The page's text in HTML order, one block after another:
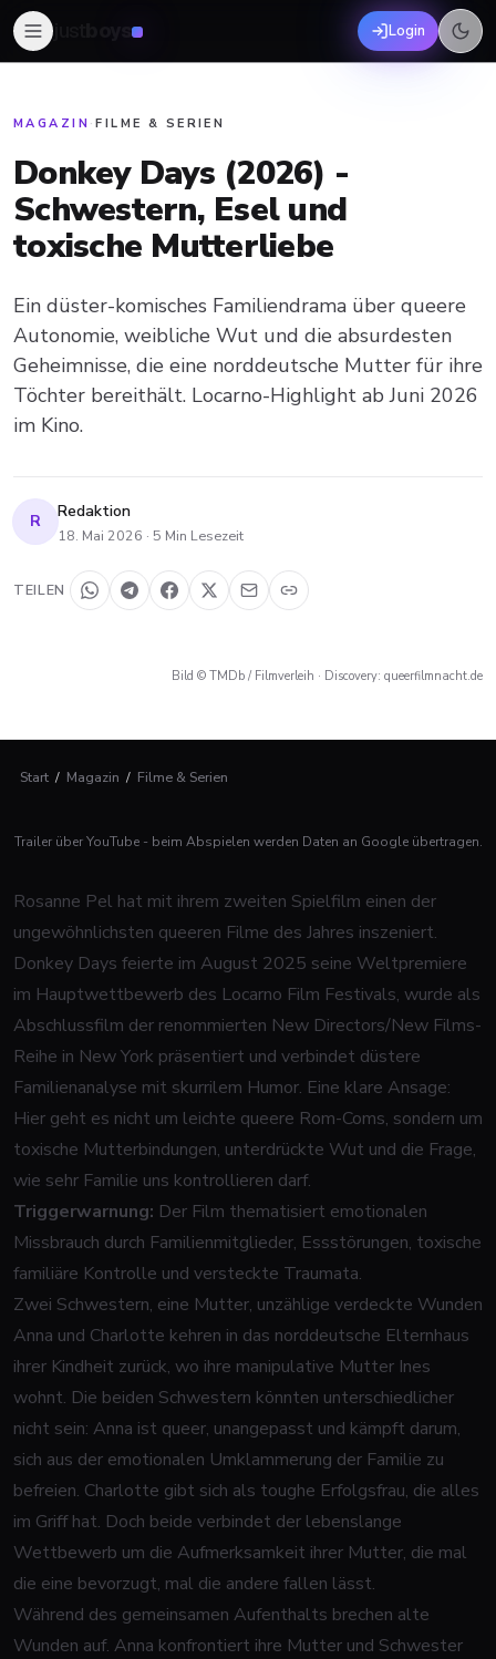
boys Login
MAGAZIN ·FILME & SERIEN
Donkey Days (2026) -
Schwestern, Esel und
toxische Mutterliebe
Ein düster-komisches Familiendrama über queere
Autonomie, weibliche Wut und die absurdesten
Geheimnisse, die eine norddeutsche Mutter für ihre
Töchter bereithält. Locarno-Highlight ab Juni 2026
im Kino.
R Redaktion
18. Mai 2026 · 5 Min Lesezeit
TEILEN
Bild © TMDb / Filmverleih · Discovery: queerfilmnacht.de
Start / Magazin / Filme & Serien
Trailer über YouTube - beim Abspielen werden Daten an Google übertragen.
Rosanne Pel hat mit ihrem zweiten Spielfilm einen der
ungewöhnlichsten queeren Filme des Jahres inszeniert.
Donkey Days feierte im August 2025 seine Weltpremiere
im Hauptwettbewerb des Locarno Film Festivals, wurde als
Abschlussfilm der renommierten New Directors/New Films-
Reihe in New York präsentiert und verbindet düstere
Familienanalyse mit skurrilem Humor. Eine klare Ansage:
Hier geht es nicht um leichte queere Rom-Coms, sondern um
toxische Mutterbindungen, unterdrückte Wut und die Frage,
wie sehr Familie uns kontrollieren darf.
Triggerwarnung: Der Film thematisiert emotionalen
Missbrauch durch Familienmitglieder, Essstörungen, toxische
familiäre Kontrolle und versteckte Traumata.
Zwei Schwestern, eine Mutter, unzählige verdeckte Wunden
Anna und Charlotte kehren in das norddeutsche Elternhaus
ihrer Kindheit zurück, wo ihre manipulative Mutter Ines
wohnt. Die beiden Schwestern könnten unterschiedlicher
nicht sein: Anna ist queer, unangepasst und kämpft darum,
sich aus der emotionalen Umklammerung der Familie zu
befreien. Charlotte gibt sich als toughe Erfolgsfrau, die alles
im Griff hat. Doch beide verbindet der lebenslange
Wettbewerb um die Aufmerksamkeit ihrer Mutter, die mal
die eine bevorzugt, mal die andere fallen lässt.
Während des gemeinsamen Aufenthalts brechen alte
Wunden auf. Anna konfrontiert ihre Mutter und Schwester